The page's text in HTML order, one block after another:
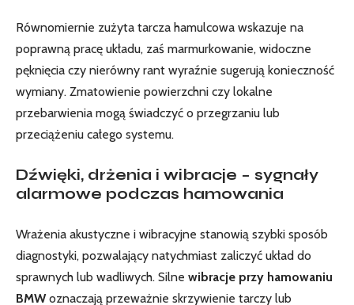
Równomiernie zużyta tarcza hamulcowa wskazuje na
poprawną pracę układu, zaś marmurkowanie, widoczne
pęknięcia czy nierówny rant wyraźnie sugerują konieczność
wymiany. Zmatowienie powierzchni czy lokalne
przebarwienia mogą świadczyć o przegrzaniu lub
przeciążeniu całego systemu.
Dźwięki, drżenia i wibracje – sygnały
alarmowe podczas hamowania
Wrażenia akustyczne i wibracyjne stanowią szybki sposób
diagnostyki, pozwalający natychmiast zaliczyć układ do
sprawnych lub wadliwych. Silne wibracje przy hamowaniu
BMWoznaczają przeważnie skrzywienie tarczy lub